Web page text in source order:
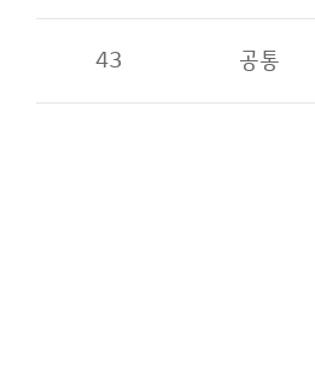
43 공통